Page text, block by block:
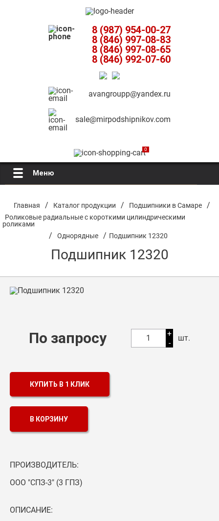
8 (987) 954-00-27
8 (846) 997-08-83
8 (846) 997-08-65
8 (846) 992-07-60
avangroupp@yandex.ru
sale@mirpodshipnikov.com
0
Меню
О компании
Оптовикам
Каталог продукции
Подшипники в Самаре
Смазка
Контакты
Главная / Каталог продукции / Подшипники в Самаре /
Роликовые радиальные с короткими цилиндрическими
роликами
/ Однорядные / Подшипник 12320
Подшипник 12320
По запросу 1
+
-
шт.
КУПИТЬ В 1 КЛИК
В КОРЗИНУ
ПРОИЗВОДИТЕЛЬ:
ООО "СПЗ-3" (3 ГПЗ)
ОПИСАНИЕ: